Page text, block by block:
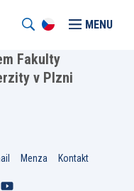
MENU
Fakulty
v Plzni
Menza Kontakt